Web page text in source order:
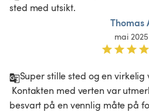
sted med utsikt.
Thomas
mai 2025
Super stille sted og en virkelig
besvart på en vennlig måte på